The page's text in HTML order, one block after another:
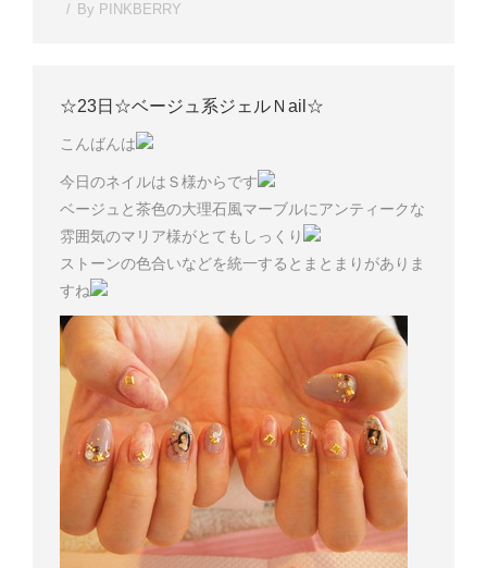
By PINKBERRY
☆23日☆ベージュ系ジェルＮail☆
こんばんは
今日のネイルはＳ様からです
ベージュと茶色の大理石風マーブルにアンティークな
雰囲気のマリア様がとてもしっくり
ストーンの色合いなどを統一するとまとまりがありま
すね